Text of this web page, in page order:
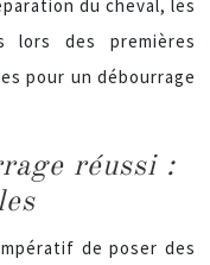
du cheval, les
lors des premières
pour un débourrage
réussi :
de poser des